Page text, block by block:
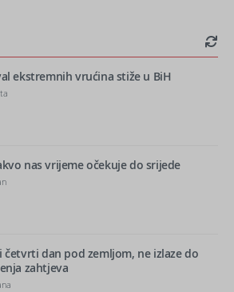
ekstremnih vrućina stiže u BiH
nas vrijeme očekuje do srijede
četvrti dan pod zemljom, ne izlaze do
zahtjeva